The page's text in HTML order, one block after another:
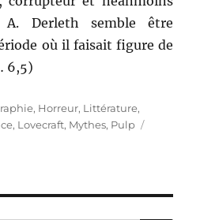
A. Derleth semble être
où il faisait figure de
6,5)
, Horreur, Littérature,
, Lovecraft, Mythes, Pulp